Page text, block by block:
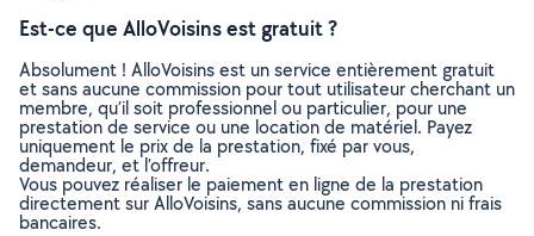
Est-ce que AlloVoisins est gratuit ?
Absolument ! AlloVoisins est un service entièrement gratuit
et sans aucune commission pour tout utilisateur cherchant un
membre, qu’il soit professionnel ou particulier, pour une
prestation de service ou une location de matériel. Payez
uniquement le prix de la prestation, fixé par vous,
demandeur, et l’offreur.
Vous pouvez réaliser le paiement en ligne de la prestation
directement sur AlloVoisins, sans aucune commission ni frais
bancaires.